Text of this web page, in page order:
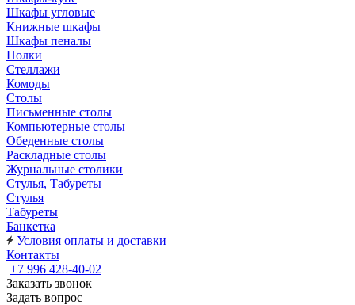
Шкафы угловые
Книжные шкафы
Шкафы пеналы
Полки
Стеллажи
Комоды
Столы
Письменные столы
Компьютерные столы
Обеденные столы
Раскладные столы
Журнальные столики
Стулья, Табуреты
Стулья
Табуреты
Банкетка
Условия оплаты и доставки
Контакты
+7 996 428-40-02
Заказать звонок
Задать вопрос